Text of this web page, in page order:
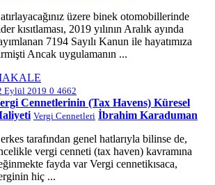
üzere binek otomobillerinde
kısıtlaması, 2019 yılının Aralık ayında
7194 Sayılı Kanun ile hayatımıza
Ancak uygulamanın ...
Eylül 2019 0 4662
Cennetlerinin (Tax Havens) Küresel
Vergi Cennetleri İbrahim Karaduman
tarafından genel hatlarıyla bilinse de,
vergi cenneti (tax haven) kavramına
fayda var Vergi cennetikısaca,
hiç ...